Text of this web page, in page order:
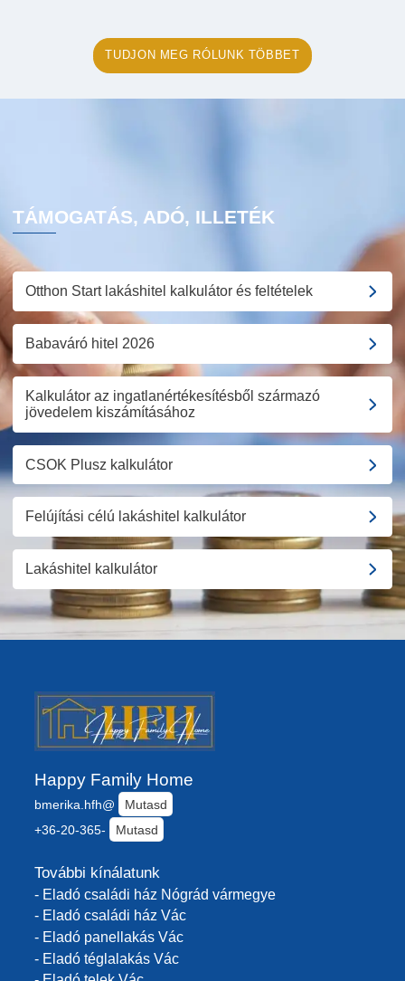
TUDJON MEG RÓLUNK TÖBBET
TÁMOGATÁS, ADÓ, ILLETÉK
Otthon Start lakáshitel kalkulátor és feltételek
Babaváró hitel 2026
Kalkulátor az ingatlanértékesítésből származó
jövedelem kiszámításához
CSOK Plusz kalkulátor
Felújítási célú lakáshitel kalkulátor
Lakáshitel kalkulátor
Happy Family Home
bmerika.hfh@
Mutasd
+36-20-365-
Mutasd
További kínálatunk
- Eladó családi ház Nógrád vármegye
- Eladó családi ház Vác
- Eladó panellakás Vác
- Eladó téglalakás Vác